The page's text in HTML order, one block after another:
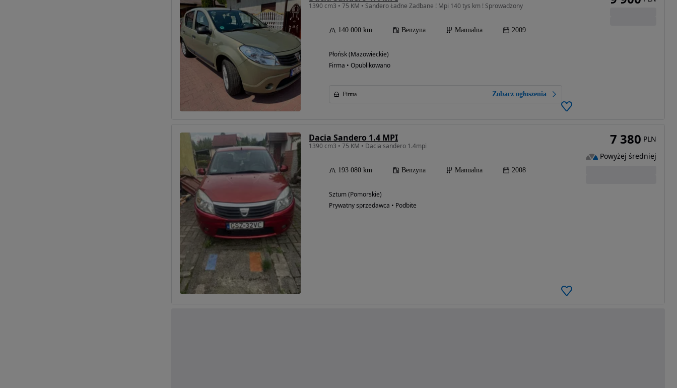
1390 cm3 • 75 KM • Sandero Ładne Zadbane ! Mpi 140 tys km ! Sprowadzony
140 000 km Benzyna Manualna 2009
Płońsk (Mazowieckie)
Firma • Opublikowano
Firma Zobacz ogłoszenia
Dacia Sandero 1.4 MPI
1390 cm3 • 75 KM • Dacia sandero 1.4mpi
193 080 km Benzyna Manualna 2008
Sztum (Pomorskie)
Prywatny sprzedawca • Podbite
7 380 PLN
Powyżej średniej